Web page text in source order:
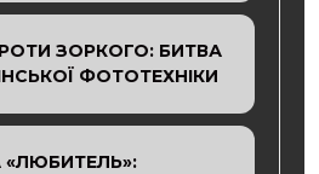
ЗОРКОГО: БИТВА
ФОТОТЕХНІКИ
«ЛЮБИТЕЛЬ»: